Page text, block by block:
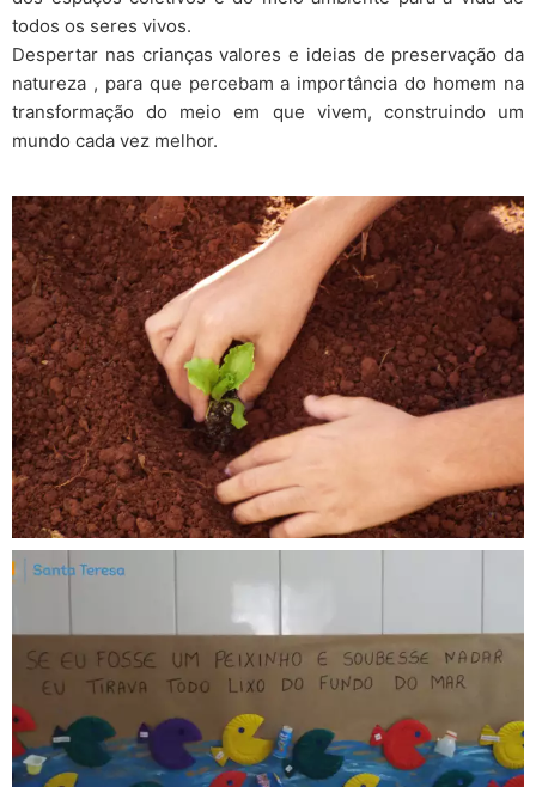
todos os seres vivos.
Despertar nas crianças valores e ideias de preservação da
natureza , para que percebam a importância do homem na
transformação do meio em que vivem, construindo um
mundo cada vez melhor.